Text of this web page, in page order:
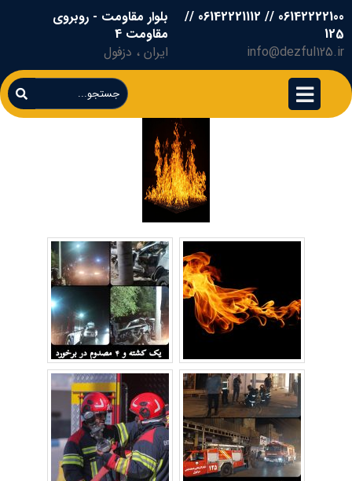
06142222100 // 06142221112 //
125
info@dezful125.ir
بلوار مقاومت - روبروی
مقاومت 4
ایران ، دزفول